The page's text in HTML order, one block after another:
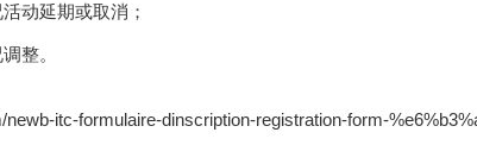
动延期或取消；
整。
itc-formulaire-dinscription-registration-form-